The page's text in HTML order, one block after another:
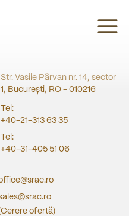
Str. Vasile Pârvan nr. 14, sector
1, București, RO - 010216
Tel:
+40-21-313 63 35
Tel:
+40-31-405 51 06
ofertă)